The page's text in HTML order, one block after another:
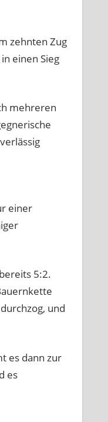
zehnten Zug
einen Sieg
mehreren
einer
5:2.
und
es dann zur
es